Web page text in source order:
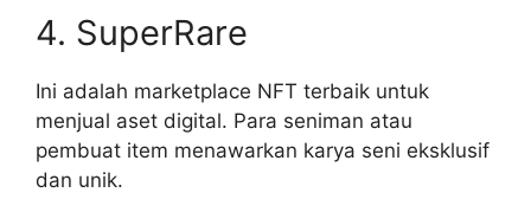
4. SuperRare
Ini adalah marketplace NFT terbaik untuk
menjual aset digital. Para seniman atau
pembuat item menawarkan karya seni eksklusif
dan unik.